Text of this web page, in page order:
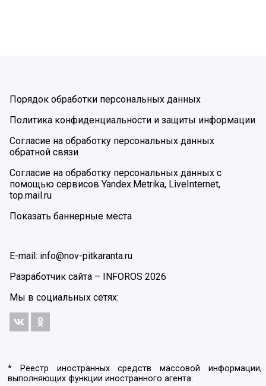
Порядок обработки персональных данных
Политика конфиденциальности и защиты информации
Согласие на обработку персональных данных
обратной связи
Согласие на обработку персональных данных с
помощью сервисов Yandex.Metrika, LiveInternet,
top.mail.ru
Показать баннерные места
E-mail: info@nov-pitkaranta.ru
Разработчик сайта –
INFOROS 2026
Мы в социальных сетях:
* Реестр иностранных средств массовой информации,
выполняющих функции иностранного агента: